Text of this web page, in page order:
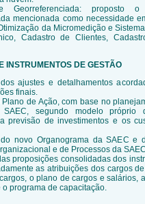
proposto o
mencionada como necessidade
da Micromedição e
Cadastro de Clientes,
INSTRUMENTOS DE GESTÃO
ajustes e detalhamentos
finais.
Plano de Ação, com base no
segundo modelo próprio
previsão de investimentos e os
novo Organograma da SAEC e
e de Processos da
proposições consolidadas dos
as atribuições dos cargos
o plano de cargos e salários,
programa de capacitação.